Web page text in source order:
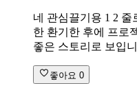
네 관심끌기용 1 2
한 환기한 후에 프로
좋은 스토리로 보입
좋아요 0